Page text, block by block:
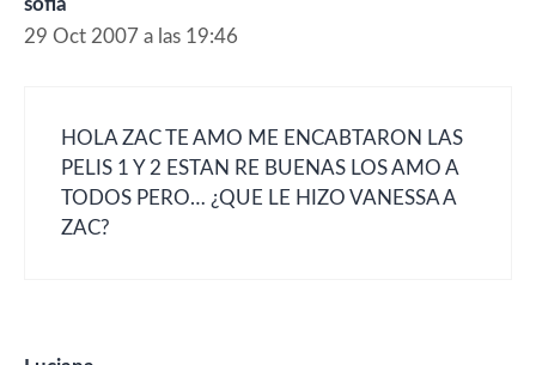
sofia
29 Oct 2007 a las 19:46
HOLA ZAC TE AMO ME ENCABTARON LAS
PELIS 1 Y 2 ESTAN RE BUENAS LOS AMO A
TODOS PERO… ¿QUE LE HIZO VANESSA A
ZAC?